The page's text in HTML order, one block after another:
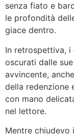
senza fiato e
le profondità
giace dentro.
In retrospettiva,
oscurati dalle
avvincente,
della redenzione
con mano
nel lettore.
Mentre chiudevo